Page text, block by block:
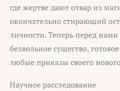
где жертве дают отвар из
окончательно стирающий
личности. Теперь перед
безвольное существо,
любые приказы своего
Научное расследование